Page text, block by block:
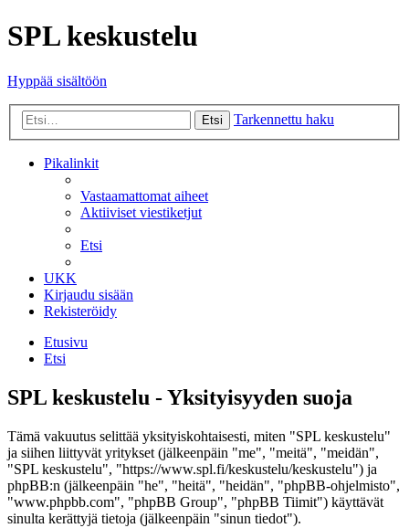
SPL keskustelu
Hyppää sisältöön
Etsi Tarkennettu haku
Pikalinkit
Vastaamattomat aiheet
Aktiiviset viestiketjut
Etsi
UKK
Kirjaudu sisään
Rekisteröidy
Etusivu
Etsi
SPL keskustelu - Yksityisyyden suoja
Tämä vakuutus selittää yksityiskohtaisesti, miten "SPL keskustelu"
ja siihen liittyvät yritykset (jälkeenpäin "me", "meitä", "meidän",
"SPL keskustelu", "https://www.spl.fi/keskustelu/keskustelu") ja
phpBB:n (jälkeenpäin "he", "heitä", "heidän", "phpBB-ohjelmisto",
"www.phpbb.com", "phpBB Group", "phpBB Tiimit") käyttävät
sinulta kerättyjä tietoja (jälkeenpäin "sinun tiedot").